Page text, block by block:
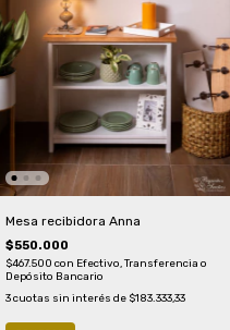
Mesa recibidora Anna
$550.000
$467.500 con Efectivo, Transferencia o
Depósito Bancario
3 cuotas sin interés de $183.333,33